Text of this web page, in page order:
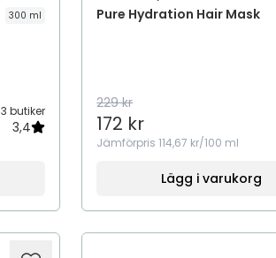
300 ml
3 butiker
3,4
Pure Hydration Hair Mask
229 kr
172 kr
Jämförpris114,67 kr/100 ml
Lägg i varukorg